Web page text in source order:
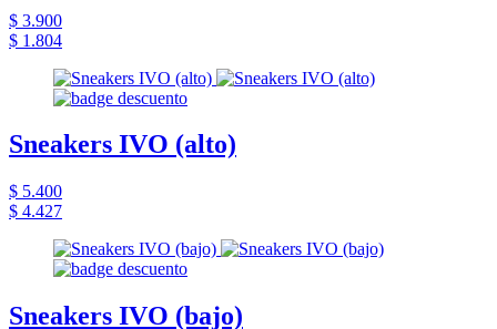
$ 3.900
$ 1.804
Sneakers IVO (alto)
$ 5.400
$ 4.427
Sneakers IVO (bajo)